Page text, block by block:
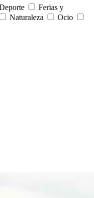
Ferias y
Naturaleza
Ocio